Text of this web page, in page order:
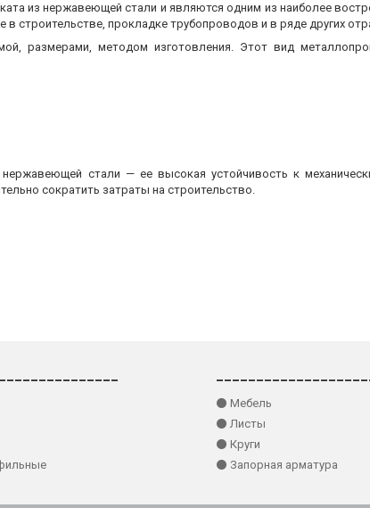
из нержавеющей стали и являются одним из наиболее
прокладке трубопроводов и в ряде других
размерами, методом изготовления. Этот вид
стали — ее высокая устойчивость к
сократить затраты на строительство.
⚫ Мебель
⚫ Листы
⚫ Круги
⚫ Запорная арматура